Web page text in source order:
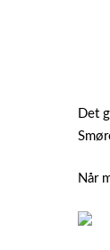
Det
Når